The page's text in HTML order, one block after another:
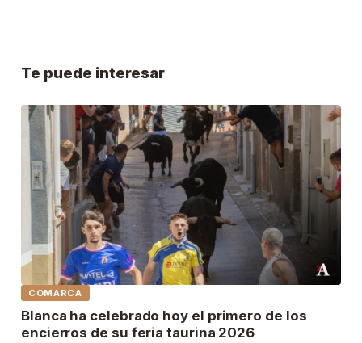
Te puede interesar
COMARCA
Blanca ha celebrado hoy el primero de los
encierros de su feria taurina 2026